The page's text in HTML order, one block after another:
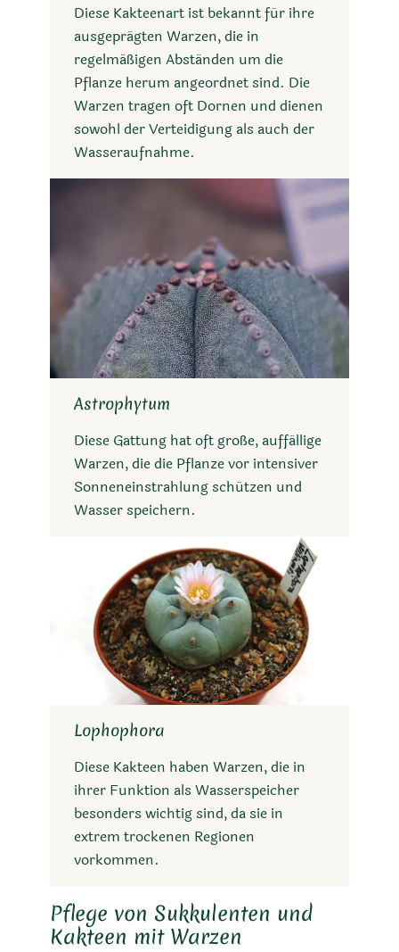
Diese Kakteenart ist bekannt für ihre
ausgeprägten Warzen, die in
regelmäßigen Abständen um die
Pflanze herum angeordnet sind. Die
Warzen tragen oft Dornen und dienen
sowohl der Verteidigung als auch der
Wasseraufnahme.
Astrophytum
Diese Gattung hat oft große, auffällige
Warzen, die die Pflanze vor intensiver
Sonneneinstrahlung schützen und
Wasser speichern.
Lophophora
Diese Kakteen haben Warzen, die in
ihrer Funktion als Wasserspeicher
besonders wichtig sind, da sie in
extrem trockenen Regionen
vorkommen.
Pflege von Sukkulenten und
Kakteen mit Warzen